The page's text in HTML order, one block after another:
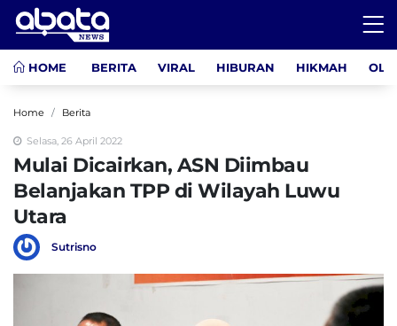
HOME BERITA VIRAL HIBURAN HIKMAH
Home Berita
Selasa, 26 April 2022
Mulai Dicairkan, ASN Diimbau
Belanjakan TPP di Wilayah Luwu
Utara
Sutrisno